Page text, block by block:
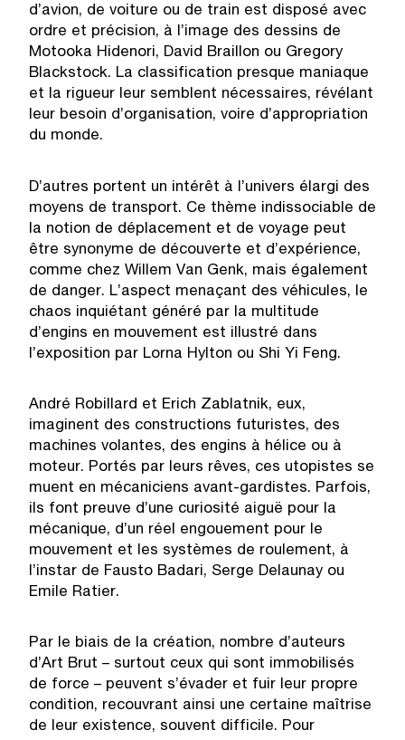
d’avion, de voiture ou de train est disposé avec
ordre et précision, à l’image des dessins de
Motooka Hidenori, David Braillon ou Gregory
Blackstock. La classification presque maniaque
et la rigueur leur semblent nécessaires, révélant
leur besoin d’organisation, voire d’appropriation
du monde.
D’autres portent un intérêt à l’univers élargi des
moyens de transport. Ce thème indissociable de
la notion de déplacement et de voyage peut
être synonyme de découverte et d’expérience,
comme chez Willem Van Genk, mais également
de danger. L’aspect menaçant des véhicules, le
chaos inquiétant généré par la multitude
d’engins en mouvement est illustré dans
l’exposition par Lorna Hylton ou Shi Yi Feng.
André Robillard et Erich Zablatnik, eux,
imaginent des constructions futuristes, des
machines volantes, des engins à hélice ou à
moteur. Portés par leurs rêves, ces utopistes se
muent en mécaniciens avant-gardistes. Parfois,
ils font preuve d’une curiosité aiguë pour la
mécanique, d’un réel engouement pour le
mouvement et les systèmes de roulement, à
l’instar de Fausto Badari, Serge Delaunay ou
Emile Ratier.
Par le biais de la création, nombre d’auteurs
d’Art Brut – surtout ceux qui sont immobilisés
de force – peuvent s’évader et fuir leur propre
condition, recouvrant ainsi une certaine maîtrise
de leur existence, souvent difficile. Pour